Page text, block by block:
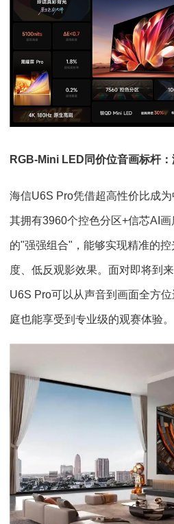
RGB-Mini LED同价位音画标杆
海信U6S Pro凭借超高性价比成为
其拥有3960个控色分区+信芯AI
的"强强组合"，能够实现精准的
度、低反观影效果。面对即将到
U6S Pro可以从声音到画面全方
庭也能享受到专业级的观赛体验。